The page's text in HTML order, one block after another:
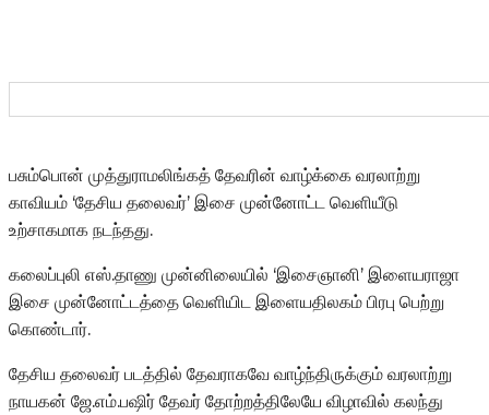
பசும்பொன் முத்துராமலிங்கத் தேவரின் வாழ்க்கை வரலாற்று
காவியம் ‘தேசிய தலைவர்’ இசை முன்னோட்ட வெளியீடு
உற்சாகமாக நடந்தது.
கலைப்புலி எஸ்.தாணு முன்னிலையில் ‘இசைஞானி’ இளையராஜா
இசை முன்னோட்டத்தை வெளியிட இளையதிலகம் பிரபு பெற்று
கொண்டார்.
தேசிய தலைவர் படத்தில் தேவராகவே வாழ்ந்திருக்கும் வரலாற்று
நாயகன் ஜே.எம்.பஷிர் தேவர் தோற்றத்திலேயே விழாவில் கலந்து